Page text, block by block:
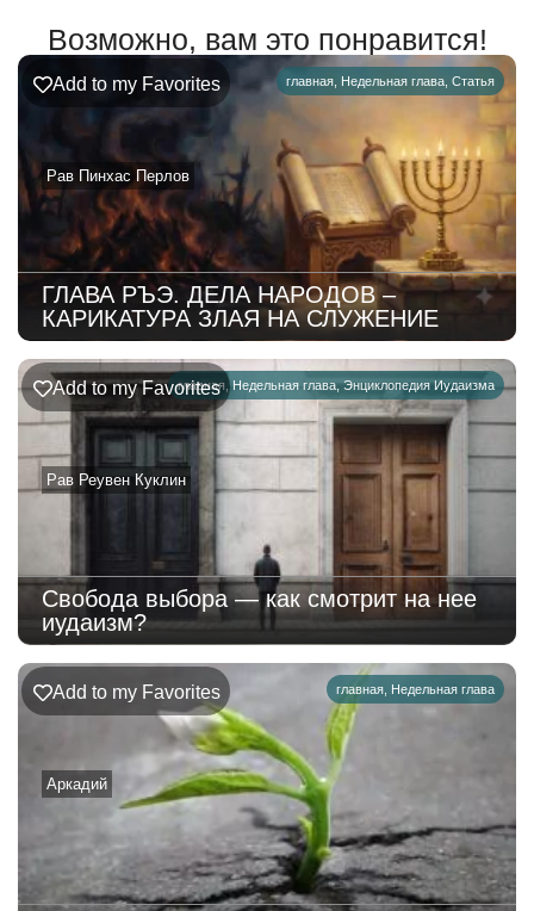
Возможно, вам это понравится!
главная Недельная глава Статья
Рав Пинхас Перлов
Add to my Favorites
ГЛАВА РЪЭ. ДЕЛА НАРОДОВ –
КАРИКАТУРА ЗЛАЯ НА СЛУЖЕНИЕ
главная ,Недельная глава,Энциклопедия Иудаизма
Рав Реувен Куклин
Add to my Favorites
Свобода выбора — как смотрит на нее
иудаизм?
главная Недельная глава
Аркадий
Add to my Favorites